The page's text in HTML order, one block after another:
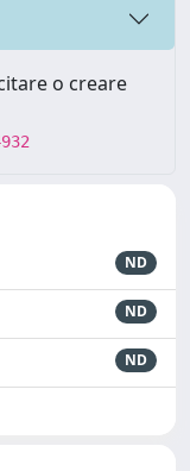
o creare
ND
ND
ND